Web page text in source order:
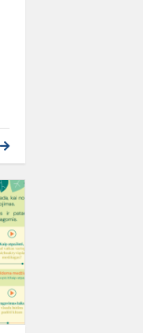
INFORMACINIS
MEDŽIAGŲ
VARTOJIMO
PREVENCINI...